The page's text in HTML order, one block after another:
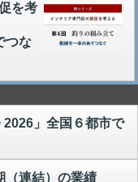
を考
つな
」全国６都市で
連結）の業績